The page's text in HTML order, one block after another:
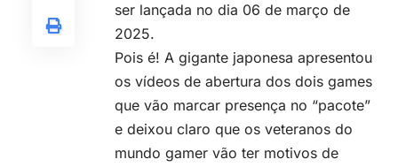
ser lançada no dia 06 de março de
2025.
Pois é! A gigante japonesa apresentou
os vídeos de abertura dos dois games
que vão marcar presença no “pacote”
e deixou claro que os veteranos do
mundo gamer vão ter motivos de